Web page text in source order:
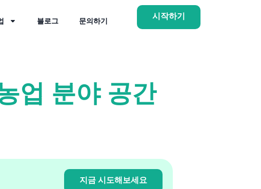
블로그 문의하기
시작하기
업 분야 공간
지금 시도해보세요